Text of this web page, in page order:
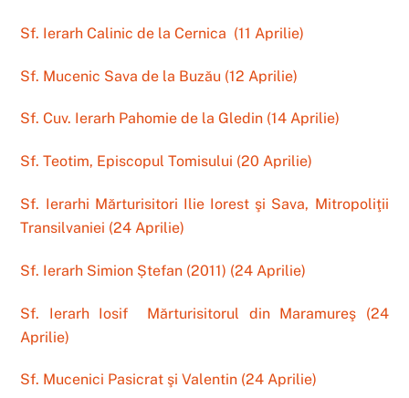
Sf. Ierarh Calinic de la Cernica (11 Aprilie)
Sf. Mucenic Sava de la Buzău (12 Aprilie)
Sf. Cuv. Ierarh Pahomie de la Gledin (14 Aprilie)
Sf. Teotim, Episcopul Tomisului (20 Aprilie)
Sf. Ierarhi Mărturisitori Ilie Iorest şi Sava, Mitropoliţii
Transilvaniei (24 Aprilie)
Sf. Ierarh Simion Ștefan (2011) (24 Aprilie)
Sf. Ierarh Iosif Mărturisitorul din Maramureş (24
Aprilie)
Sf. Mucenici Pasicrat şi Valentin (24 Aprilie)